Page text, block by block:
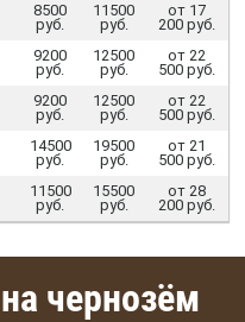
8500
руб.
11500
руб.
от 17
200 руб.
9200
руб.
12500
руб.
от 22
500 руб.
9200
руб.
12500
руб.
от 22
500 руб.
14500
руб.
19500
руб.
от 21
500 руб.
11500
руб.
15500
руб.
от 28
200 руб.
чернозём